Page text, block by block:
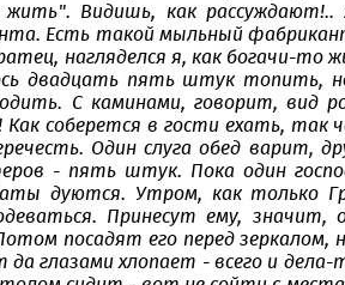
Видишь, как рассуждают!..
Есть такой мыльный фабрикант
нагляделся я, как богачи-то
двадцать пять штук топить,
С каминами, говорит, вид
соберется в гости ехать, так
Один слуга обед варит,
- пять штук. Пока один
дуются. Утром, как только
Принесут ему, значит,
посадят его перед
глазами хлопает - всего и